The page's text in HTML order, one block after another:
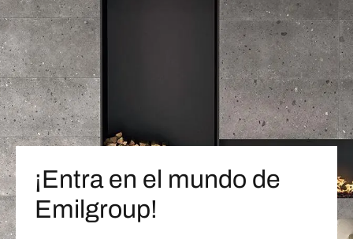
¡Entra en el mundo de
Emilgroup!